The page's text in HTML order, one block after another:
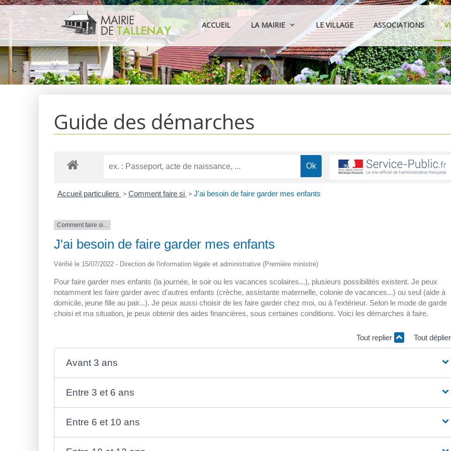
Aller
au
contenu
ACCUEIL LA MAIRIE LE VILLAGE ASSOCIATIONS
Guide des démarches
Accueil particuliers > Comment faire si > J'ai besoin de faire garder mes enfants
Comment faire si...
J'ai besoin de faire garder mes enfants
Vérifié le 15/07/2022 - Direction de l'information légale et administrative (Première ministre)
Pour faire garder mes enfants (la journée, le soir ou les vacances scolaires...), plusieurs possibilités existent. Je peux
notamment les faire garder avec d'autres enfants (crèche, assistante maternelle, colonie de vacances...) ou seul (aide à
domicile, jeune fille au pair...). Je peux aussi choisir de les faire garder chez moi, ou à l'extérieur. Selon le mode de garde
choisi et ma situation, je peux obtenir des aides financières, sous certaines conditions. Voici les démarches à faire.
Tout replier Tout
Avant 3 ans
Entre 3 et 6 ans
Entre 6 et 10 ans